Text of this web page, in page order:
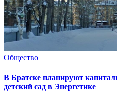
Общество
В Братске планируют
детский сад в Энергетике